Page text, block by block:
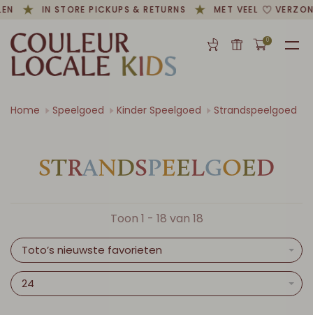
IN STORE PICKUPS & RETURNS MET VEEL
0
Home Speelgoed Kinder Speelgoed Strandspeelgoed
STRANDSPEELGOED
Toon 1 - 18 van 18
Toto’s nieuwste favorieten
24